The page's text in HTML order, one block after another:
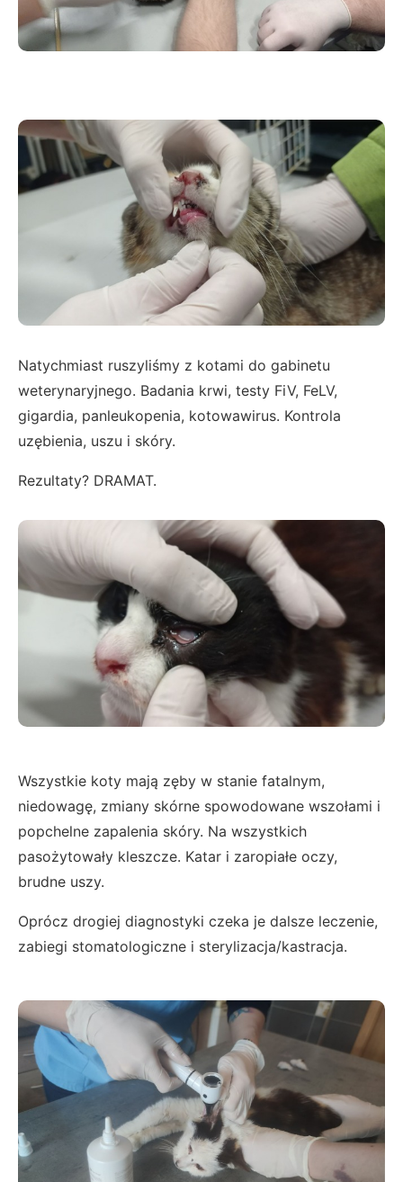
Natychmiast ruszyliśmy z kotami do gabinetu
weterynaryjnego. Badania krwi, testy FiV, FeLV,
gigardia, panleukopenia, kotowawirus. Kontrola
uzębienia, uszu i skóry.
Rezultaty? DRAMAT.
Wszystkie koty mają zęby w stanie fatalnym,
niedowagę, zmiany skórne spowodowane wszołami i
popchelne zapalenia skóry. Na wszystkich
pasożytowały kleszcze. Katar i zaropiałe oczy,
brudne uszy.
Oprócz drogiej diagnostyki czeka je dalsze leczenie,
zabiegi stomatologiczne i sterylizacja/kastracja.